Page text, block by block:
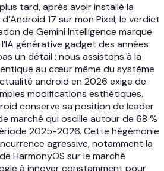
tard, après avoir installé la
17 sur mon Pixel, le verdict
de Gemini Intelligence marque
générative gadget des années
un détail : nous assistons à la
au cœur même du système
android en 2026 exige de
modifications esthétiques.
conserve sa position de leader
marché qui oscille autour de 68 %
2025-2026. Cette hégémonie
agressive, notamment la
HarmonyOS sur le marché
à innover constamment pour